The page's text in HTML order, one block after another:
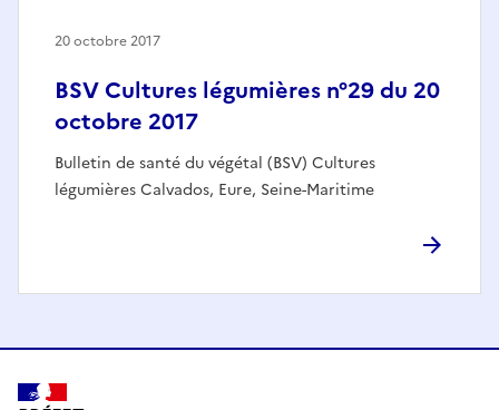
BSV Cultures légumières n°29 du 20
octobre 2017
Bulletin de santé du végétal (BSV) Cultures
légumières Calvados, Eure, Seine-Maritime
20 octobre 2017